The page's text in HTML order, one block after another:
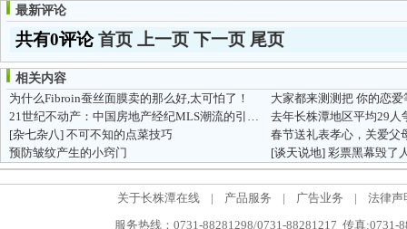
最新评论
共有0评论首页 上一页 下一页 尾页
相关内容
为什么Fibroin蚕丝面膜卖的那么好,太可怕了！​
大家都来测测把 你的恋爱
21世纪不动产：中国房地产经纪MLS潮流的引领者
[杂七杂八] 不可不知的点菜技巧
春节送礼表孝心，关爱父
预防皱纹产生的小窍门
[谈天说地]彩票黑幕毁了人
关于长株潭在线 | 产品服务 | 广告业务 |
法律声
服务热线：0731-88281298/0731-88281217 传真:0731-